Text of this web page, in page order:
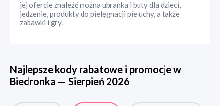
jej ofercie znaleźć można ubranka i buty dla dzieci,
jedzenie, produkty do pielęgnacji pieluchy, a także
zabawki i gry.
Najlepsze kody rabatowe i promocje w
Biedronka — Sierpień 2026